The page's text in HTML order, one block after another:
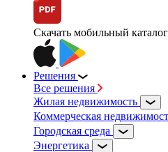
Скачать мобильный каталог
Решения
Все решения
Жилая недвижимость
Коммерческая
Городская среда
Энергетика